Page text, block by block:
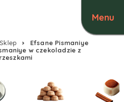
Sklep
Efsane Pismaniye
w czekoladzie z